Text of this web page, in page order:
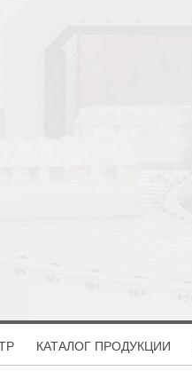
КАТАЛОГ ПРОДУКЦИИ